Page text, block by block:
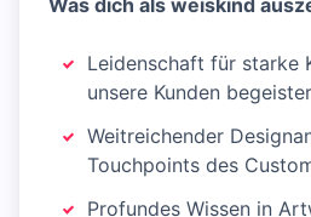
Was dich als weiskind
Leidenschaft für starke
unsere Kunden
Weitreichender
Touchpoints des
Profundes Wissen in